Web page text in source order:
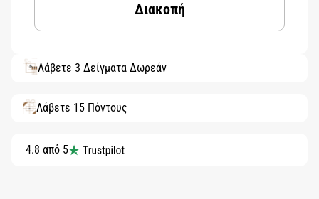
Διακοπή
Λάβετε 3 Δείγματα Δωρεάν
Λάβετε 15 Πόντους
4.8 από 5